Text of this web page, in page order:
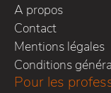
A propos
Contact
Mentions légales
Conditions
Pour les